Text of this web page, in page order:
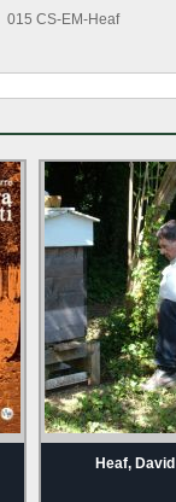
015 CS-EM-Heaf
Heaf, David